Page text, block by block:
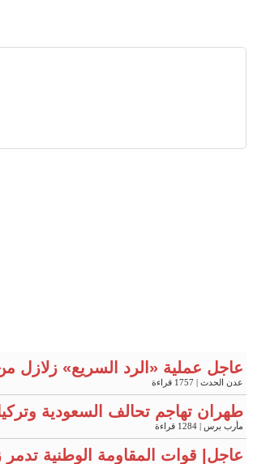
عاجل عملية «الرد السريع» زلازل
عدن الحدث | 1757 قراءة
طهران تهاجم تحالف السعودية
مأرب برس | 1284 قراءة
عاجل| قوات المقاومة الوطنية تدمر